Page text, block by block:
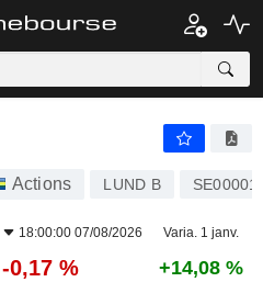
Actions LUND B
18:00:00 07/08/2026 Varia. 1 janv.
-0,17 % +14,08 %